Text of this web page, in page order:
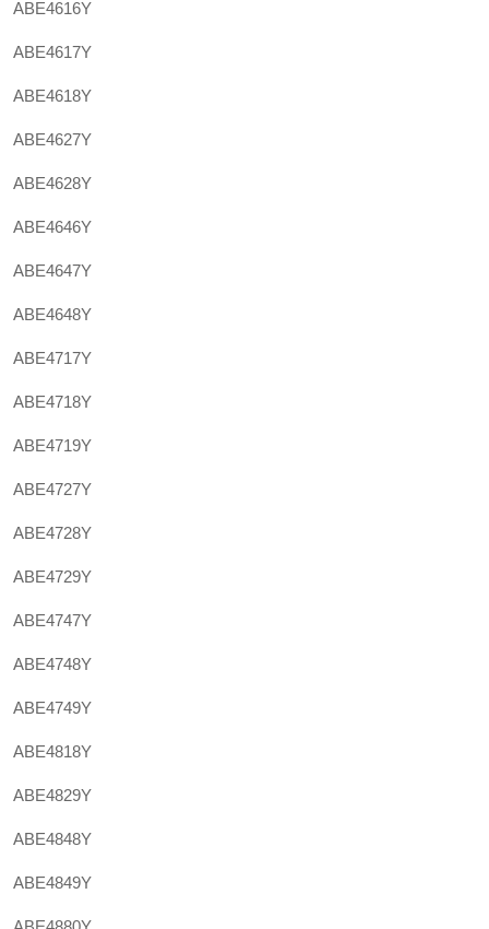
ABE4616Y
ABE4617Y
ABE4618Y
ABE4627Y
ABE4628Y
ABE4646Y
ABE4647Y
ABE4648Y
ABE4717Y
ABE4718Y
ABE4719Y
ABE4727Y
ABE4728Y
ABE4729Y
ABE4747Y
ABE4748Y
ABE4749Y
ABE4818Y
ABE4829Y
ABE4848Y
ABE4849Y